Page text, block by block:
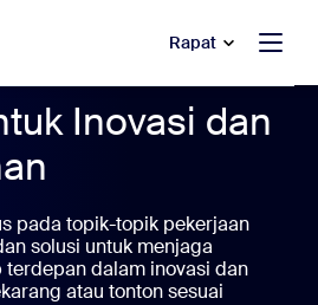
Rapat
Inovasi dan
pada topik-topik pekerjaan
solusi untuk menjaga
dalam inovasi dan
atau tonton sesuai